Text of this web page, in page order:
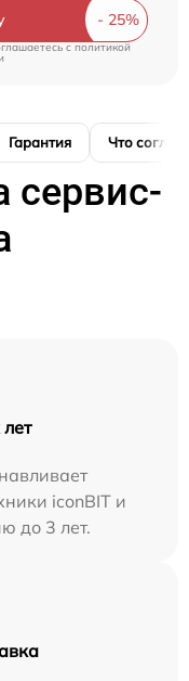
cполитикой
Гарантия Что
сервис-
iconBIT и
до 3 лет.